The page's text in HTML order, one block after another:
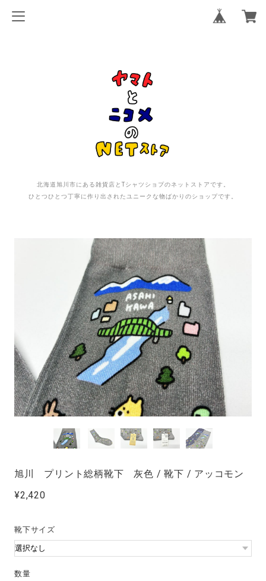
北海道旭川市にある雑貨店とTシャツショプのネットストアです。
ひとつひとつ丁寧に作り出されたユニークな物ばかりのショップです。
旭川 プリント総柄靴下 灰色 / 靴下 / アッコモン
¥2,420
靴下サイズ
数量